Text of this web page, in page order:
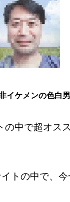
イケメンの色白
の中で超オス
トの中で、